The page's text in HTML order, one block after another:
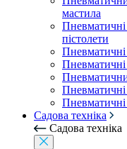
мастила
Пневматичні
пістолети
Пневматичні
Садова техніка
Садова техніка